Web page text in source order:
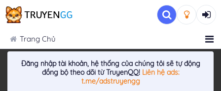
Trang Chủ
Đăng nhập tài khoản, hệ thống của chúng tôi sẽ tự động
đồng bộ theo dõi từ TruyenQQ! Liên hệ ads:
t.me/adstruyengg